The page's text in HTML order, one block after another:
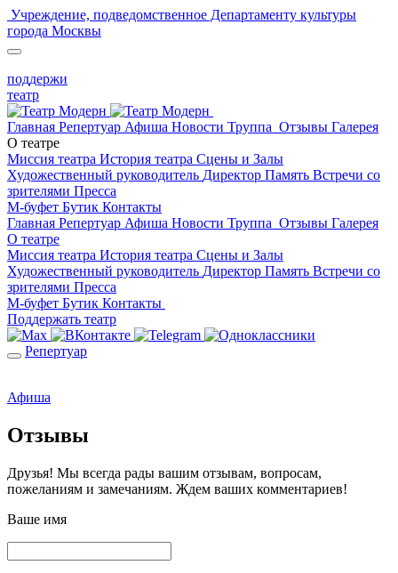
Учреждение, подведомственное Департаменту культуры
города Москвы
поддержи
театр
Главная Репертуар Афиша Новости Труппа Отзывы Галерея
О театре
Миссия театра История театра Сцены и Залы
Художественный руководитель Директор Память Встречи со
зрителями Пресса
М-буфет Бутик Контакты
Главная Репертуар Афиша Новости Труппа Отзывы Галерея
О театре
Миссия театра История театра Сцены и Залы
Художественный руководитель Директор Память Встречи со
зрителями Пресса
М-буфет Бутик Контакты
Поддержать театр
Репертуар
Афиша
Отзывы
Друзья! Мы всегда рады вашим отзывам, вопросам,
пожеланиям и замечаниям. Ждем ваших комментариев!
Ваше имя